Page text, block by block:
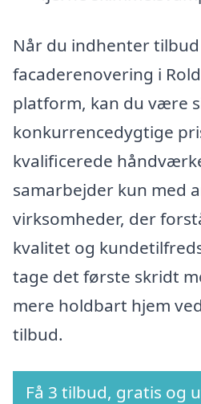
Når du indhenter
facaderenovering i
platform, kan du være
konkurrencedygtige
kvalificerede
samarbejder kun med
virksomheder, der
kvalitet og
tage det første skridt
mere holdbart hjem
tilbud.
Få 3 tilbud, gratis og